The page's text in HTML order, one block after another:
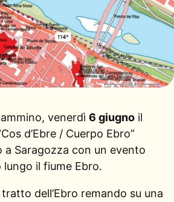
venerdì 6 giugno il
d’Ebre / Cuerpo Ebro”
a Saragozza con un evento
il fiume Ebro.
dell’Ebro remando su una